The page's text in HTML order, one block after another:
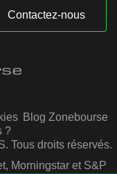
Contactez-nous
Blog Zonebourse
?
Tous droits réservés.
Morningstar et S&P